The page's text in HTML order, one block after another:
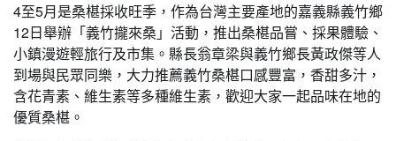
4至5月是桑椹採收旺季，作為台灣主要產地的嘉義縣義竹鄉
12日舉辦「義竹攏來桑」活動，推出桑椹品嘗、採果體驗、
小鎮漫遊輕旅行及市集。縣長翁章梁與義竹鄉長黃政傑等人
到場與民眾同樂，大力推薦義竹桑椹口感豐富，香甜多汁，
含花青素、維生素等多種維生素，歡迎大家一起品味在地的
優質桑椹。